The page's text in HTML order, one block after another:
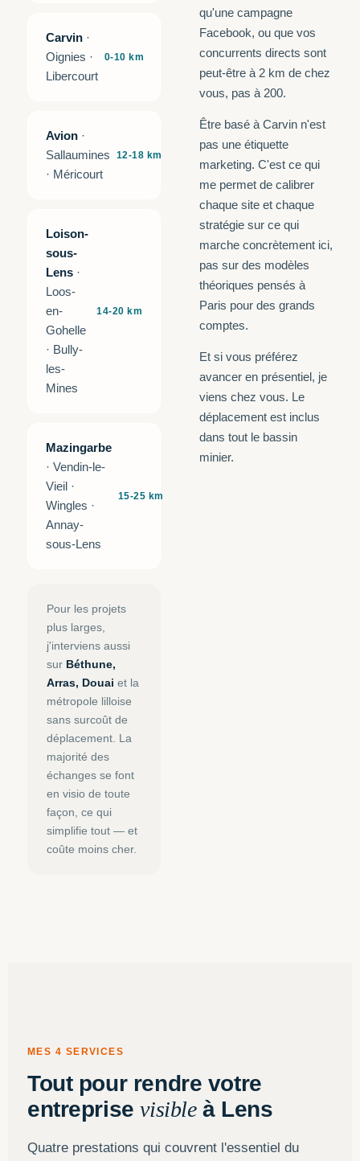
Carvin ·
Oignies ·
Libercourt
0-10 km
Avion ·
Sallaumines
· Méricourt
12-18 km
Loison-
sous-
Lens ·
Loos-
en-
Gohelle
· Bully-
les-
Mines
14-20 km
Mazingarbe
· Vendin-le-
Vieil ·
Wingles ·
Annay-
sous-Lens
15-25 km
Pour les projets
plus larges,
j'interviens aussi
sur Béthune,
Arras, Douai et la
métropole lilloise
sans surcoût de
déplacement. La
majorité des
échanges se font
en visio de toute
façon, ce qui
simplifie tout — et
coûte moins cher.
qu'une campagne
Facebook, ou que vos
concurrents directs sont
peut-être à 2 km de chez
vous, pas à 200.
Être basé à Carvin n'est
pas une étiquette
marketing. C'est ce qui
me permet de calibrer
chaque site et chaque
stratégie sur ce qui
marche concrètement ici,
pas sur des modèles
théoriques pensés à
Paris pour des grands
comptes.
Et si vous préférez
avancer en présentiel, je
viens chez vous. Le
déplacement est inclus
dans tout le bassin
minier.
MES 4 SERVICES
Tout pour rendre votre
entreprisevisibleà Lens
Quatre prestations qui couvrent l'essentiel du